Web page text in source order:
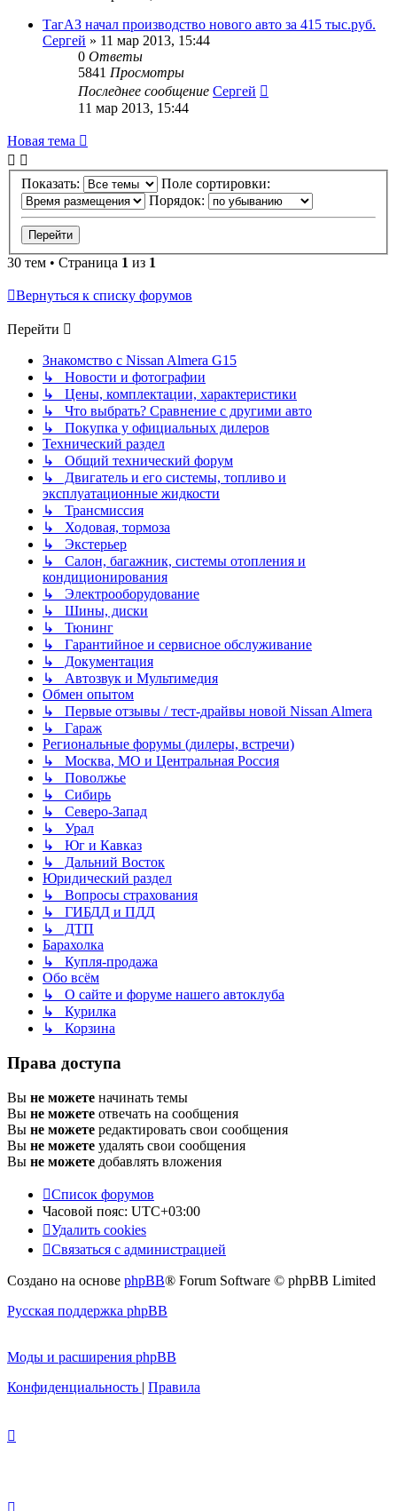
ТагАЗ начал производство нового авто за 415 тыс.руб.
Сергей » 11 мар 2013, 15:44
0 Ответы
5841 Просмотры
Последнее сообщение Сергей
11 мар 2013, 15:44
Новая тема
Показать:
Поле сортировки:
Порядок:
30 тем • Страница 1 из 1
Вернуться к списку форумов
Перейти
Знакомство с Nissan Almera G15
↳ Новости и фотографии
↳ Цены, комплектации, характеристики
↳ Что выбрать? Сравнение с другими авто
↳ Покупка у официальных дилеров
Технический раздел
↳ Общий технический форум
↳ Двигатель и его системы, топливо и
эксплуатационные жидкости
↳ Трансмиссия
↳ Ходовая, тормоза
↳ Экстерьер
↳ Салон, багажник, системы отопления и
кондиционирования
↳ Электрооборудование
↳ Шины, диски
↳ Тюнинг
↳ Гарантийное и сервисное обслуживание
↳ Документация
↳ Автозвук и Мультимедия
Обмен опытом
↳ Первые отзывы / тест-драйвы новой Nissan Almera
↳ Гараж
Региональные форумы (дилеры, встречи)
↳ Москва, МО и Центральная Россия
↳ Поволжье
↳ Сибирь
↳ Северо-Запад
↳ Урал
↳ Юг и Кавказ
↳ Дальний Восток
Юридический раздел
↳ Вопросы страхования
↳ ГИБДД и ПДД
↳ ДТП
Барахолка
↳ Купля-продажа
Обо всём
↳ О сайте и форуме нашего автоклуба
↳ Курилка
↳ Корзина
Права доступа
Вы не можете начинать темы
Вы не можете отвечать на сообщения
Вы не можете редактировать свои сообщения
Вы не можете удалять свои сообщения
Вы не можете добавлять вложения
Список форумов
Часовой пояс: UTC+03:00
Удалить cookies
Связаться с администрацией
Создано на основе phpBB® Forum Software © phpBB Limited
Русская поддержка phpBB
Моды и расширения phpBB
Конфиденциальность | Правила